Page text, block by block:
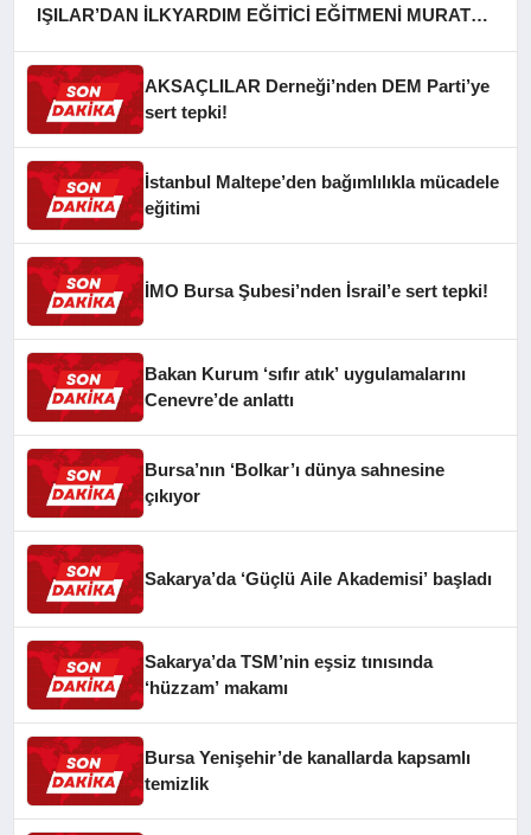
IŞILAR’DAN İLKYARDIM EĞİTİCİ EĞİTMENİ MURAT
AKSAÇLILAR Derneği’nden DEM Parti’ye
sert tepki!
İstanbul Maltepe’den bağımlılıkla mücadele
eğitimi
İMO Bursa Şubesi’nden İsrail’e sert tepki!
Bakan Kurum ‘sıfır atık’ uygulamalarını
Cenevre’de anlattı
Bursa’nın ‘Bolkar’ı dünya sahnesine
çıkıyor
Sakarya’da ‘Güçlü Aile Akademisi’ başladı
Sakarya’da TSM’nin eşsiz tınısında
‘hüzzam’ makamı
Bursa Yenişehir’de kanallarda kapsamlı
temizlik